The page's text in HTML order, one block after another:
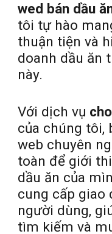
wed bán dầu
tôi tự hào
thuận tiện và
doanh dầu ăn
này.
Với dịch vụ
của chúng tôi,
web chuyên
toàn để giới
dầu ăn của
cung cấp giao
người dùng,
tìm kiếm và